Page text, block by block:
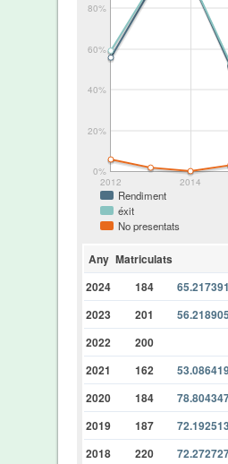
2012 2014
0%
20%
40%
60%
80%
Rendiment
éxit
No presentats
Any Matriculats
2024
184
2023
201
2022
200
2021
162
2020
184
2019
187
2018
220